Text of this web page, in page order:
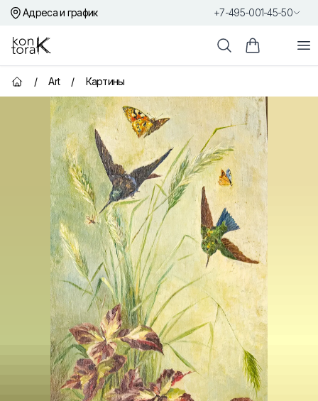
Адреса и график +7-495-001-45-50
Контора К
ПоискКорзина
Главная страница
/ Art / Картины